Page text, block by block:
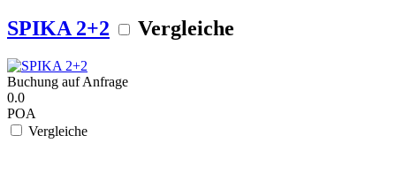
SPIKA 2+2 Vergleiche
Buchung auf Anfrage
0.0
POA
Vergleiche